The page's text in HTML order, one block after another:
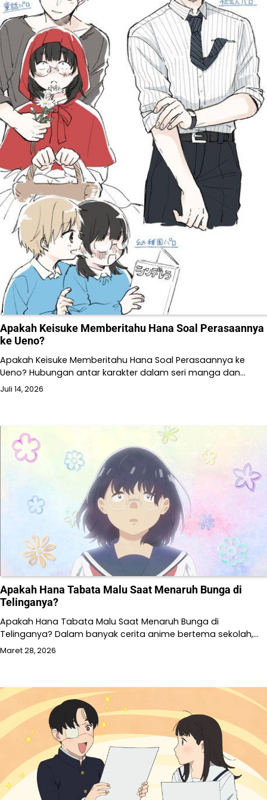
Apakah Keisuke Memberitahu Hana Soal Perasaannya
ke Ueno?
Apakah Keisuke Memberitahu Hana Soal Perasaannya ke
Ueno? Hubungan antar karakter dalam seri manga dan…
Juli 14, 2026
Apakah Hana Tabata Malu Saat Menaruh Bunga di
Telinganya?
Apakah Hana Tabata Malu Saat Menaruh Bunga di
Telinganya? Dalam banyak cerita anime bertema sekolah,…
Maret 28, 2026